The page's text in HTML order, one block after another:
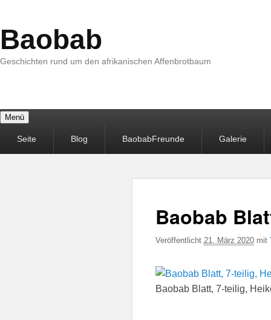
Baobab
Geschichten rund um den afrikanischen Affenbrotbaum
Menü
MenüSeite Blog BaobabFreunde Galerie
Baobab
Veröffentlicht 21. März 2020mit
Baobab Blatt, 7-teilig,